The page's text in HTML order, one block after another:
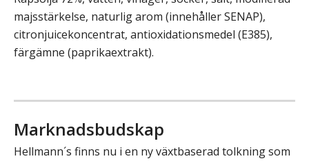
majsstärkelse, naturlig arom (innehåller SENAP),
citronjuicekoncentrat, antioxidationsmedel (E385),
färgämne (paprikaextrakt).
Marknadsbudskap
Hellmann´s finns nu i en ny växtbaserad tolkning som